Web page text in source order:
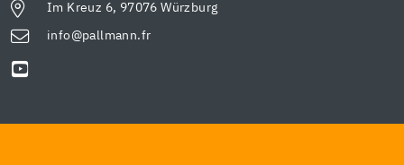
Im Kreuz 6, 97076 Würzburg
info@pallmann.fr